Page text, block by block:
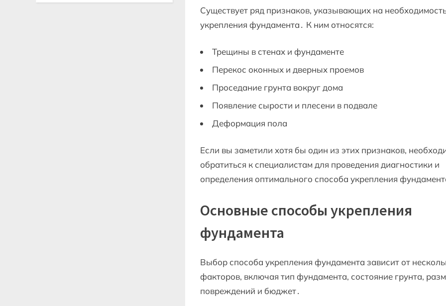
Существует ряд признаков, указывающих на
укрепления фундамента․ К ним относятся:
Трещины в стенах и фундаменте
Перекос оконных и дверных проемов
Проседание грунта вокруг дома
Появление сырости и плесени в подвале
Деформация пола
Если вы заметили хотя бы один из этих признаков,
обратиться к специалистам для проведения диагностики и
определения оптимального способа укрепления
Основные способы укрепления
фундамента
Выбор способа укрепления фундамента зависит от
факторов, включая тип фундамента, состояние грунта,
повреждений и бюджет․